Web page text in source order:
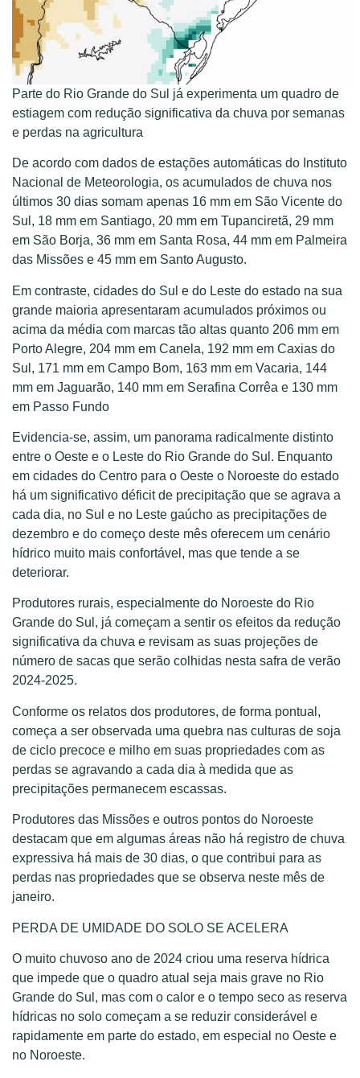
Parte do Rio Grande do Sul já experimenta um quadro de
estiagem com redução significativa da chuva por semanas
e perdas na agricultura
De acordo com dados de estações automáticas do Instituto
Nacional de Meteorologia, os acumulados de chuva nos
últimos 30 dias somam apenas 16 mm em São Vicente do
Sul, 18 mm em Santiago, 20 mm em Tupanciretã, 29 mm
em São Borja, 36 mm em Santa Rosa, 44 mm em Palmeira
das Missões e 45 mm em Santo Augusto.
Em contraste, cidades do Sul e do Leste do estado na sua
grande maioria apresentaram acumulados próximos ou
acima da média com marcas tão altas quanto 206 mm em
Porto Alegre, 204 mm em Canela, 192 mm em Caxias do
Sul, 171 mm em Campo Bom, 163 mm em Vacaria, 144
mm em Jaguarão, 140 mm em Serafina Corrêa e 130 mm
em Passo Fundo
Evidencia-se, assim, um panorama radicalmente distinto
entre o Oeste e o Leste do Rio Grande do Sul. Enquanto
em cidades do Centro para o Oeste o Noroeste do estado
há um significativo déficit de precipitação que se agrava a
cada dia, no Sul e no Leste gaúcho as precipitações de
dezembro e do começo deste mês oferecem um cenário
hídrico muito mais confortável, mas que tende a se
deteriorar.
Produtores rurais, especialmente do Noroeste do Rio
Grande do Sul, já começam a sentir os efeitos da redução
significativa da chuva e revisam as suas projeções de
número de sacas que serão colhidas nesta safra de verão
2024-2025.
Conforme os relatos dos produtores, de forma pontual,
começa a ser observada uma quebra nas culturas de soja
de ciclo precoce e milho em suas propriedades com as
perdas se agravando a cada dia à medida que as
precipitações permanecem escassas.
Produtores das Missões e outros pontos do Noroeste
destacam que em algumas áreas não há registro de chuva
expressiva há mais de 30 dias, o que contribui para as
perdas nas propriedades que se observa neste mês de
janeiro.
PERDA DE UMIDADE DO SOLO SE ACELERA
O muito chuvoso ano de 2024 criou uma reserva hídrica
que impede que o quadro atual seja mais grave no Rio
Grande do Sul, mas com o calor e o tempo seco as reserva
hídricas no solo começam a se reduzir considerável e
rapidamente em parte do estado, em especial no Oeste e
no Noroeste.